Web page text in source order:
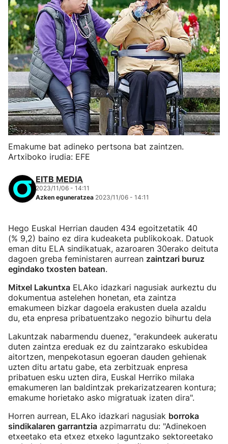
Emakume bat adineko pertsona bat zaintzen.
Artxiboko irudia: EFE
EITB MEDIA
2023/11/06 - 14:11
Azken eguneratzea 2023/11/06 - 14:11
Hego Euskal Herrian dauden 434 egoitzetatik 40
(% 9,2) baino ez dira kudeaketa publikokoak. Datuok
eman ditu ELA sindikatuak, azaroaren 30erako deituta
dagoen greba feministaren aurrean zaintzari buruz
egindako txosten batean.
Mitxel Lakuntxa ELAko idazkari nagusiak aurkeztu du
dokumentua astelehen honetan, eta zaintza
emakumeen bizkar dagoela erakusten duela azaldu
du, eta enpresa pribatuentzako negozio bihurtu dela
Lakuntzak nabarmendu duenez, "erakundeek aukeratu
duten zaintza ereduak ez du zaintzarako eskubidea
aitortzen, menpekotasun egoeran dauden gehienak
uzten ditu artatu gabe, eta zerbitzuak enpresa
pribatuen esku uzten dira, Euskal Herriko milaka
emakumeren lan baldintzak prekarizatzearen kontura;
emakume horietako asko migratuak izaten dira".
Horren aurrean, ELAko idazkari nagusiak borroka
sindikalaren garrantzia azpimarratu du: "Adinekoen
etxeetako eta etxez etxeko laguntzako sektoreetako